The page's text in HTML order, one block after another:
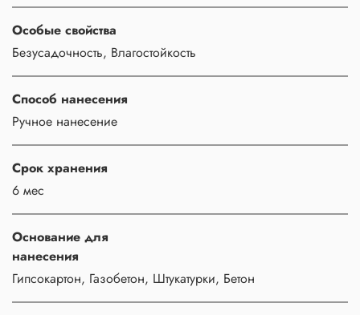
Особые свойства
Безусадочность, Влагостойкость
Способ нанесения
Ручное нанесение
Срок хранения
6 мес
Основание для
нанесения
Гипсокартон, Газобетон, Штукатурки, Бетон